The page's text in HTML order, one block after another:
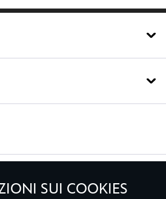
SUI COOKIES